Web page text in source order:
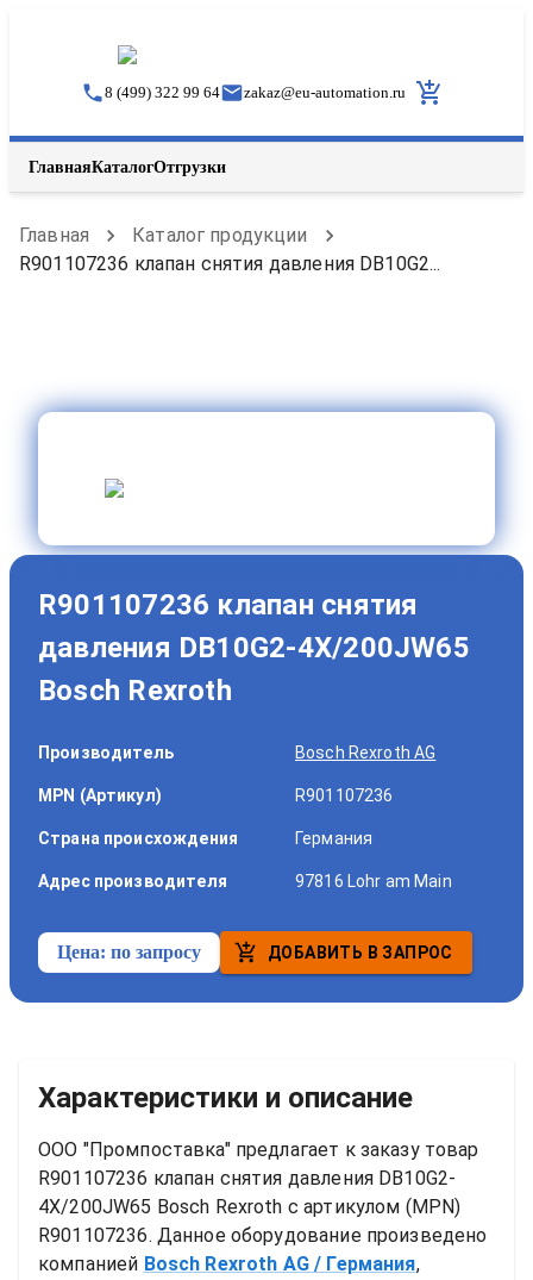
8 (499) 322 99 64 zakaz@eu-automation.ru
ГлавнаяКаталогОтгрузки
Главная
Каталог продукции
R901107236 клапан снятия давления DB10G2...
R901107236 клапан снятия
давления DB10G2-4X/200JW65
Bosch Rexroth
Производитель Bosch Rexroth AG
MPN (Артикул) R901107236
Страна происхождения Германия
Адрес производителя 97816 Lohr am Main
Цена: по запросу ДОБАВИТЬ В ЗАПРОС
Характеристики и описание
ООО "Промпоставка" предлагает к заказу товар
R901107236 клапан снятия давления DB10G2-
4X/200JW65 Bosch Rexroth
R901107236. Данное оборудование произведено
компанией Bosch Rexroth AG / Германия,